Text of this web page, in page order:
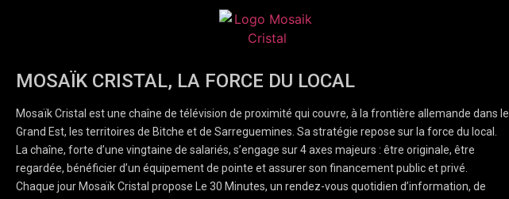
MOSAÏK CRISTAL, LA FORCE DU LOCAL
Mosaïk Cristal est une chaîne de télévision de proximité qui couvre, à la frontière allemande dans le
Grand Est, les territoires de Bitche et de Sarreguemines. Sa stratégie repose sur la force du local.
La chaîne, forte d’une vingtaine de salariés, s’engage sur 4 axes majeurs : être originale, être
regardée, bénéficier d’un équipement de pointe et assurer son financement public et privé.
Chaque jour Mosaïk Cristal propose Le 30 Minutes, un rendez-vous quotidien d’information, de